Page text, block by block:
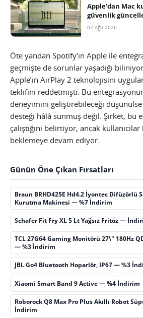
Apple’dan Mac
güvenlik
07 Ağu 2026
Öte yandan Spotify’ın Apple ile
geçmişte de sorunlar yaşadığı
Apple’ın AirPlay 2 teknolojisini
teklifini reddetmişti. Bu entegrasyonun
deneyimini geliştirebileceği
desteği hâlâ sunmuş değil. Şirket, bu
çalıştığını belirtiyor, ancak
beklemeye devam ediyor.
Günün Öne Çıkan Fırsatları
Braun BRHD425E Hd4.2 İyontec Difüzörlü
Kurutma Makinesi — %7 İndirim
Schafer Fit Fry XL 5 Lt Yağsız Fritöz —
TCL 27G64 Gaming Monitörü 27\" 180Hz
— %3 İndirim
JBL Go4 Bluetooth Hoparlör, IP67 — %3
Xiaomi Smart Band 9 Active — %4 İndirim
Roborock Q8 Max Pro Plus Akıllı Robot
İndirim